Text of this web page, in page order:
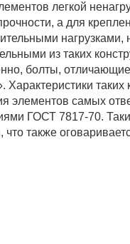
легкой
а для
из таких
болты,
Характеристики
элементов самых
ГОСТ 7817-70.
также